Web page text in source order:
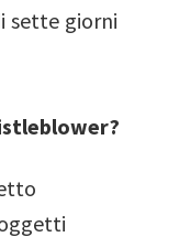
sette giorni